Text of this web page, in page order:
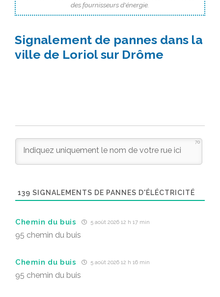
des fournisseurs d'énergie.
Signalement de pannes dans la
ville de Loriol sur Drôme
70
139 SIGNALEMENTS DE PANNES D'ÉLÉCTRICITÉ
Chemin du buis 5 août 2026 12 h 17 min
95 chemin du buis
Chemin du buis 5 août 2026 12 h 16 min
95 chemin du buis